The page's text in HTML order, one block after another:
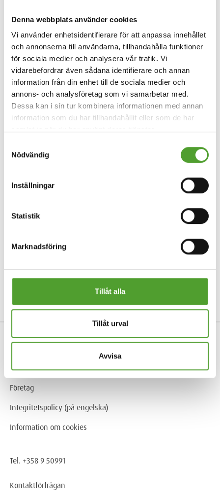
Denna webbplats använder cookies
Vi använder enhetsidentifierare för att anpassa innehållet
och annonserna till användarna, tillhandahålla funktioner
för sociala medier och analysera vår trafik. Vi
vidarebefordrar även sådana identifierare och annan
information från din enhet till de sociala medier och
annons- och analysföretag som vi samarbetar med.
Dessa kan i sin tur kombinera informationen med annan
information som du har tillhandahållit eller som de har
Nödvändig
Inställningar
Statistik
Marknadsföring
Tillåt alla
Tillåt urval
Avvisa
E-mail
Företag
Bekanta dig med integritetspolicyn för kundregister.
Jag har bekantat mig med Integritetspolicyn.
och användas i enlighet med integritetspolicyn.
Ny kod
Tjänster
Företag
Integritetspolicy (på engelska)
Information om cookies
Tel. +358 9 50991
Kontaktförfrågan